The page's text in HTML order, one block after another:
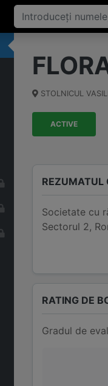
STOLNICUL
ACTIVE
REZUMATUL
Societate cu
Sectorul 2,
RATING DE
Gradul de